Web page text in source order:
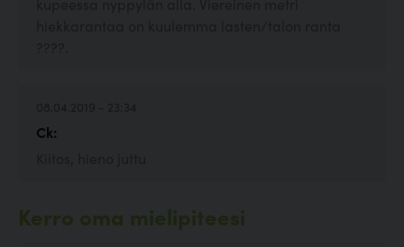
Ck:
Kerro oma mielipiteesi